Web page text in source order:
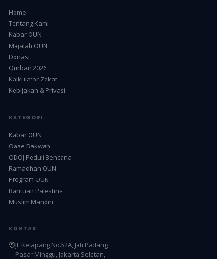
Home
Tentang Kami
Kabar OUN
Majalah OUN
Donasi
Qurban 2026
Kalkulator Zakat
Kebijakan & Privasi
KATEGORI
Kabar OUN
Oase Dakwah
ODOJ Peduli Bencana
Ramadhan OUN
Program OUN
Bantuan Palestina
Muslim Mandiri
KONTAK
Jl. Ketapang No.52A, Jati Padang,
Pasar Minggu, Jakarta Selatan,